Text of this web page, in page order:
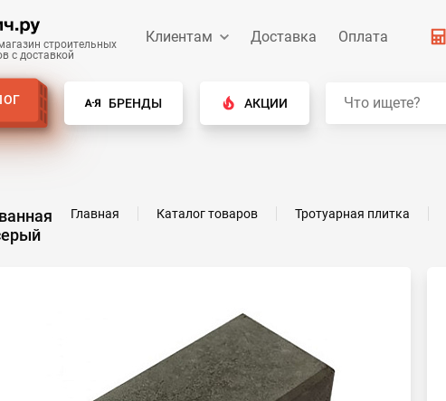
строительных
с доставкой
Клиентам Доставка Оплата
БРЕНДЫ АКЦИИ
Главная Каталог товаров Тротуарная плитка